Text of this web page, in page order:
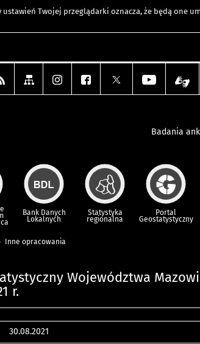
Twojej przeglądarki oznacza, że będą one
Badania
Bank Danych
Lokalnych
Statystyka
regionalna
Portal
Geostatystyczny
Inne opracowania
Województwa
r.
30.08.2021